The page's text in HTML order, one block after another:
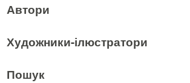
Автори
Художники-ілюстратори
Пошук